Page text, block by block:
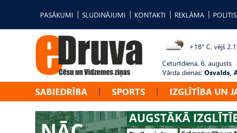
PASĀKUMI SLUDINĀJUMI KONTAKTI REKLĀMA
+18° C, vējš
Ceturtdiena, 6. augusts
Vārda dienas: Osvalds,
SABIEDRĪBA SPORTS IZGLĪTĪBA UN